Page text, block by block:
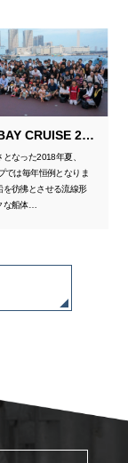
TOKYO BAY CRUISE 2018
なった2018年夏、
では毎年恒例となりま
を彷彿とさせる流線形
な船体…